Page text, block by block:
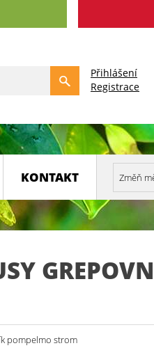
Přihlášení
Registrace
KONTAKT
pompelmo strom